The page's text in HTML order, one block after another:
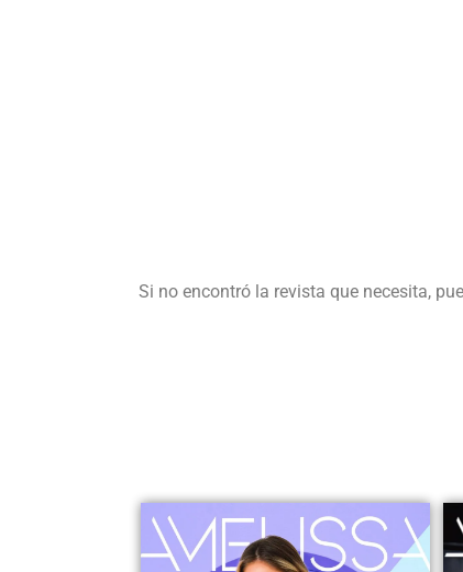
Si no encontró la revista que necesita,